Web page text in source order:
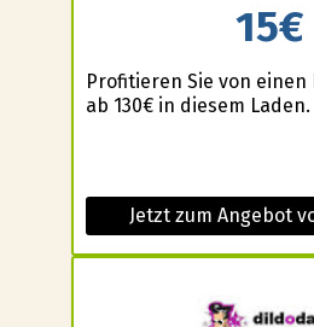
15€
Profitieren Sie von einen
ab 130€ in diesem Laden.
Jetzt zum Angebot